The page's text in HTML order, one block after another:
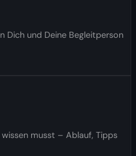
Dich und Deine Begleitperson
musst – Ablauf, Tipps